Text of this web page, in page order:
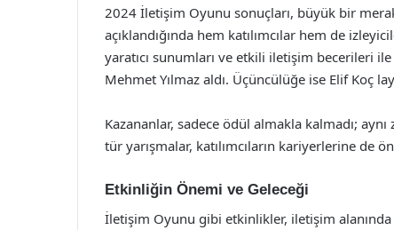
2024 İletişim Oyunu sonuçları, büyük bir
açıklandığında hem katılımcılar hem de
yaratıcı sunumları ve etkili iletişim becerileri
Mehmet Yılmaz aldı. Üçüncülüğe ise Elif Koç
Kazananlar, sadece ödül almakla kalmadı;
tür yarışmalar, katılımcıların kariyerlerine de
Etkinliğin Önemi ve Geleceği
İletişim Oyunu gibi etkinlikler, iletişim